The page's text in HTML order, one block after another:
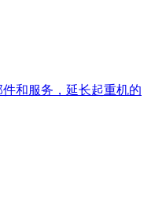
和服务，延长起重机的